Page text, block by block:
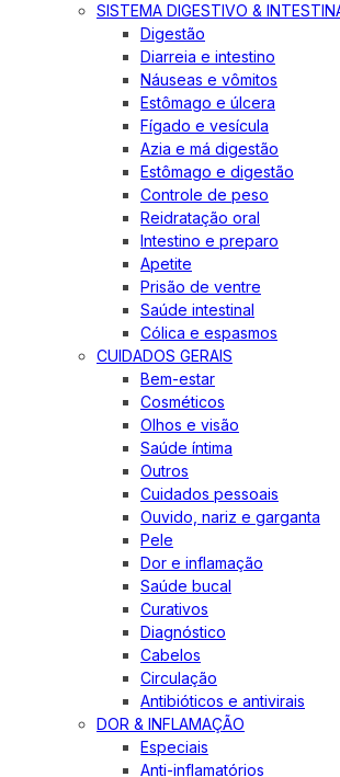
SISTEMA DIGESTIVO &
Digestão
Diarreia e intestino
Náuseas e vômitos
Estômago e úlcera
Fígado e vesícula
Azia e má digestão
Estômago e digestão
Controle de peso
Reidratação oral
Intestino e preparo
Apetite
Prisão de ventre
Saúde intestinal
Cólica e espasmos
CUIDADOS GERAIS
Bem-estar
Cosméticos
Olhos e visão
Saúde íntima
Outros
Cuidados pessoais
Ouvido, nariz e garganta
Pele
Dor e inflamação
Saúde bucal
Curativos
Diagnóstico
Cabelos
Circulação
Antibióticos e antivirais
DOR & INFLAMAÇÃO
Especiais
Anti-inflamatórios